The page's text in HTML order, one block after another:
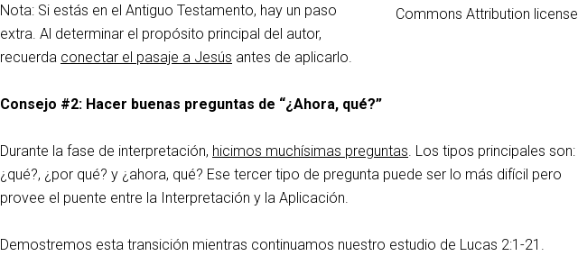
Commons Attribution license
Nota: Si estás en el Antiguo Testamento, hay un paso
extra. Al determinar el propósito principal del autor,
recuerda conectar el pasaje a Jesús antes de aplicarlo.
Consejo #2: Hacer buenas preguntas de “¿Ahora, qué?”
Durante la fase de interpretación, hicimos muchísimas preguntas. Los tipos principales son:
¿qué?, ¿por qué? y ¿ahora, qué? Ese tercer tipo de pregunta puede ser lo más difícil pero
provee el puente entre la Interpretación y la Aplicación.
Demostremos esta transición mientras continuamos nuestro estudio de Lucas 2:1-21.